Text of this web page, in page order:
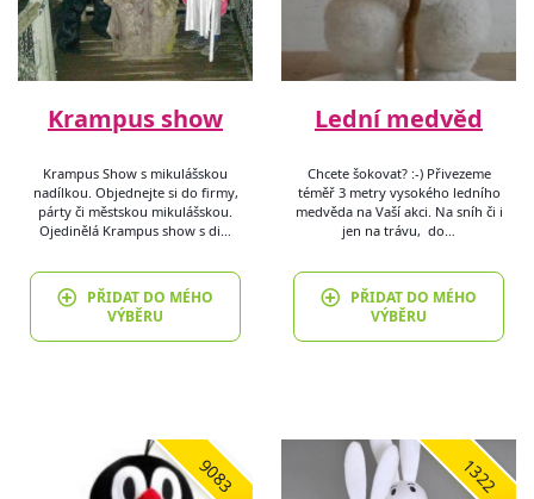
Krampus show
Krampus Show s mikulášskou
nadílkou. Objednejte si do firmy,
párty či městskou mikulášskou.
Ojedinělá Krampus show s di…
PŘIDAT DO MÉHO
VÝBĚRU
Lední medvěd
Chcete šokovat? :-) Přivezeme
téměř 3 metry vysokého ledního
medvěda na Vaší akci. Na sníh či i
jen na trávu, do…
PŘIDAT DO MÉHO
VÝBĚRU
9083 1322